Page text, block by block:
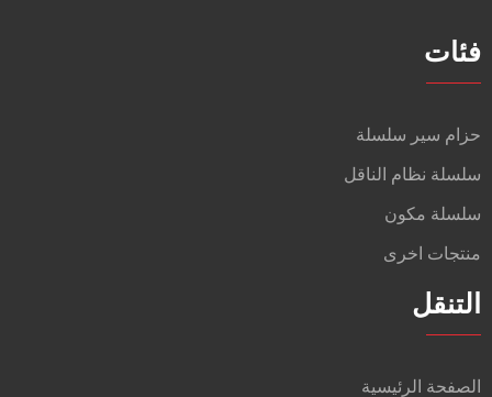
فئات
حزام سير سلسلة
سلسلة نظام الناقل
سلسلة مكون
منتجات اخرى
التنقل
الصفحة الرئيسية